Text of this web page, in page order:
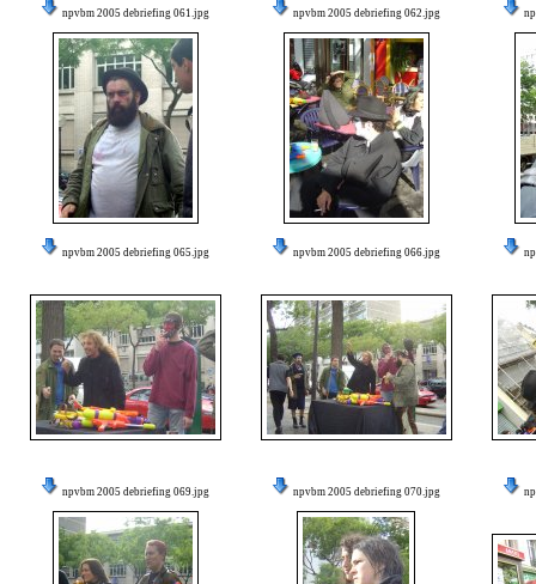
npvbm 2005 debriefing 061.jpg npvbm 2005 debriefing 062.jpg
npvbm 2005 debriefing 065.jpg npvbm 2005 debriefing 066.jpg
npvbm 2005 debriefing 069.jpg npvbm 2005 debriefing 070.jpg